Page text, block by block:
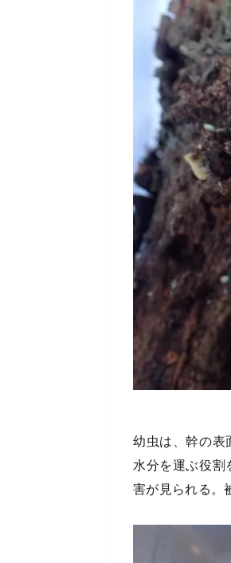
幼虫は、幹の表
水分を運ぶ役割
害が見られる。